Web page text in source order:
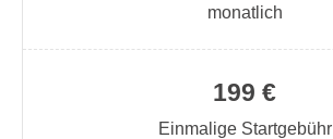
199 €
Einmalige Startgebühr
monatlich